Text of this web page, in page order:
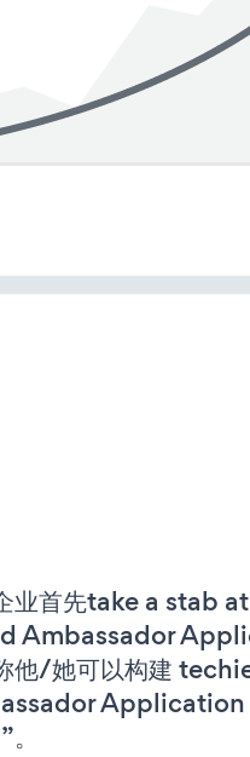
业首先take a stab
Ambassador
他/她可以构建
Application